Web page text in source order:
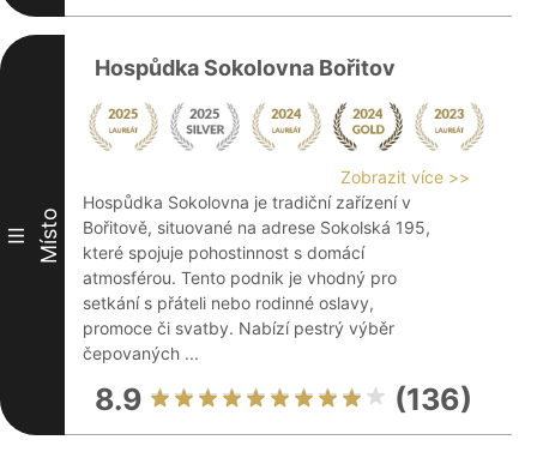
III Místo
Hospůdka Sokolovna Bořitov
Zobrazit více >>
Hospůdka Sokolovna je tradiční zařízení v
Bořitově, situované na adrese Sokolská 195,
které spojuje pohostinnost s domácí
atmosférou. Tento podnik je vhodný pro
setkání s přáteli nebo rodinné oslavy,
promoce či svatby. Nabízí pestrý výběr
čepovaných ...
8.9 (136)